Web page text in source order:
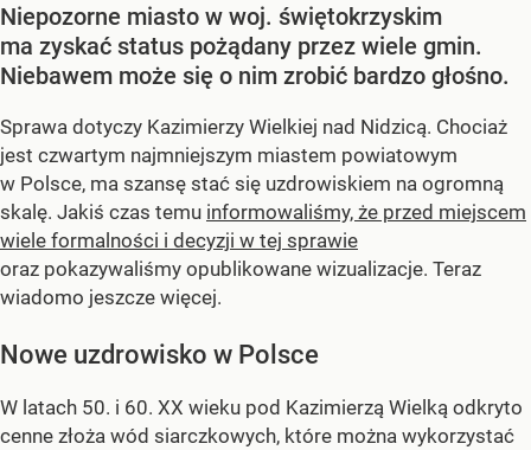
Niepozorne miasto w woj. świętokrzyskim
ma zyskać status pożądany przez wiele gmin.
Niebawem może się o nim zrobić bardzo głośno.
Sprawa dotyczy Kazimierzy Wielkiej nad Nidzicą. Chociaż
jest czwartym najmniejszym miastem powiatowym
w Polsce, ma szansę stać się uzdrowiskiem na ogromną
skalę. Jakiś czas temu informowaliśmy, że przed miejscem
wiele formalności i decyzji w tej sprawie
oraz pokazywaliśmy opublikowane wizualizacje. Teraz
wiadomo jeszcze więcej.
Nowe uzdrowisko w Polsce
W latach 50. i 60. XX wieku pod Kazimierzą Wielką odkryto
cenne złoża wód siarczkowych, które można wykorzystać